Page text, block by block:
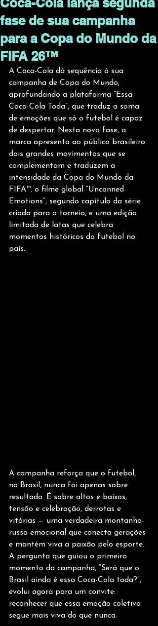
fase de sua campanha
para a Copa do Mundo da
FIFA 26™
A Coca-Cola dá sequência à sua
campanha de Copa do Mundo,
aprofundando a plataforma “Essa
Coca-Cola Toda”, que traduz a soma
de emoções que só o futebol é capaz
de despertar. Nesta nova fase, a
marca apresenta ao público brasileiro
dois grandes movimentos que se
complementam e traduzem a
intensidade da Copa do Mundo da
FIFA™: o filme global “Uncanned
Emotions”, segundo capítulo da série
criada para o torneio, e uma edição
limitada de latas que celebra
momentos históricos do futebol no
país.
A campanha reforça que o futebol,
no Brasil, nunca foi apenas sobre
resultado. É sobre altos e baixos,
tensão e celebração, derrotas e
vitórias — uma verdadeira montanha-
russa emocional que conecta gerações
e mantém viva a paixão pelo esporte.
A pergunta que guiou o primeiro
momento da campanha, “Será que o
Brasil ainda é essa Coca-Cola toda?”,
evolui agora para um convite:
reconhecer que essa emoção coletiva
segue mais viva do que nunca.